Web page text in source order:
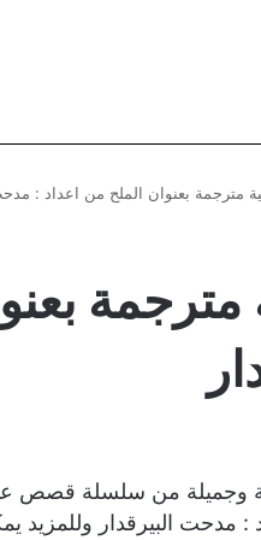
بعنوان الملح من اعداد : مدحت
من سلسلة قصص
: مدحت البيرقدار وللمزيد